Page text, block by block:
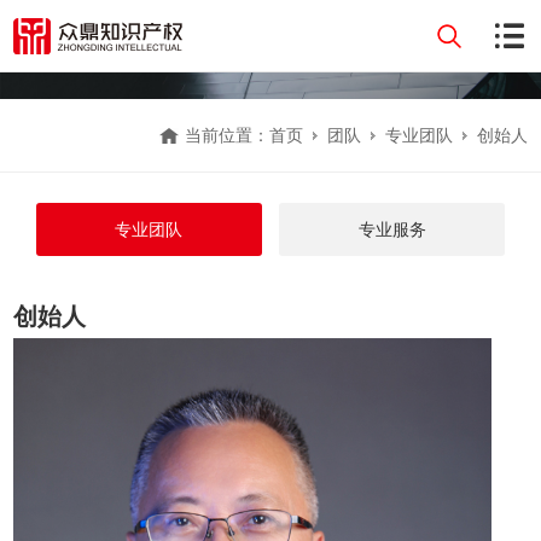
当前位置： 首页 团队 专业团队 创始人
专业团队 专业服务
创始人